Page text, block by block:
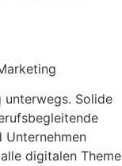
unterwegs. Solide
Unternehmen
digitalen